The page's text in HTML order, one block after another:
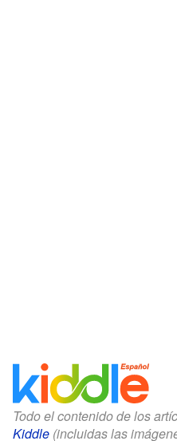
Todo el contenido de los
Kiddle (incluidas las